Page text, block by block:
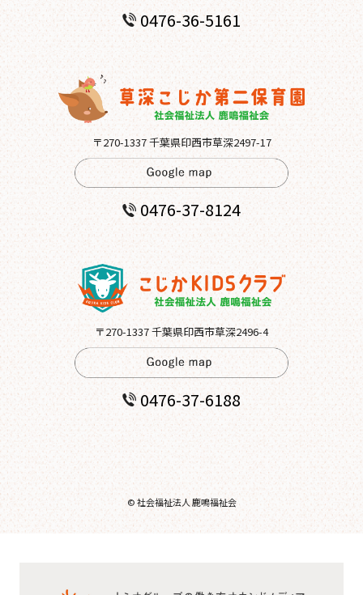
0476-36-5161
〒270-1337 千葉県印西市草深2497-17
0476-37-8124
〒270-1337 千葉県印西市草深2496-4
0476-37-6188
© 社会福祉法人 鹿鳴福祉会